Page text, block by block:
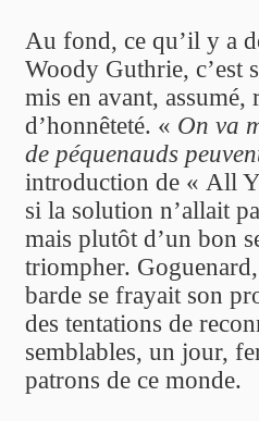
Au fond, ce qu’il y a
Woody Guthrie, c’est
mis en avant,
d’honnêteté. « On va
de péquenauds
introduction de « All
si la solution n’allait
mais plutôt d’un bon
triompher.
barde se frayait son
des tentations de
semblables, un jour,
patrons de ce monde.